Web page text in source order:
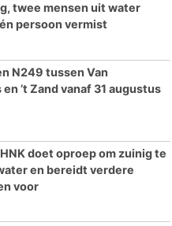
twee mensen uit water
persoon vermist
N249 tussen Van
’t Zand vanaf 31 augustus
doet oproep om zuinig te
en bereidt verdere
voor